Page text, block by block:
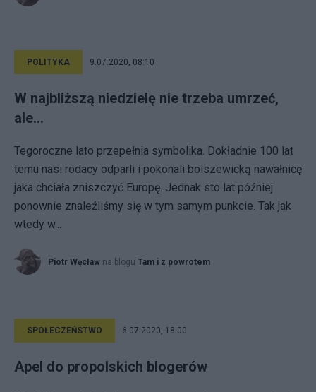
POLITYKA 9.07.2020, 08:10
W najbliższą niedzielę nie trzeba umrzeć,
ale…
Tegoroczne lato przepełnia symbolika. Dokładnie 100 lat
temu nasi rodacy odparli i pokonali bolszewicką nawałnicę
jaka chciała zniszczyć Europę. Jednak sto lat później
ponownie znaleźliśmy się w tym samym punkcie. Tak jak
wtedy w...
Piotr Węcław na blogu Tam i z powrotem
SPOŁECZEŃSTWO 6.07.2020, 18:00
Apel do propolskich blogerów